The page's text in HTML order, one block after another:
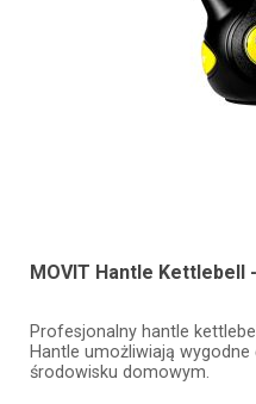
MOVIT Hantle Kettlebell
Profesjonalny hantle
Hantle umożliwiają
środowisku domowym.